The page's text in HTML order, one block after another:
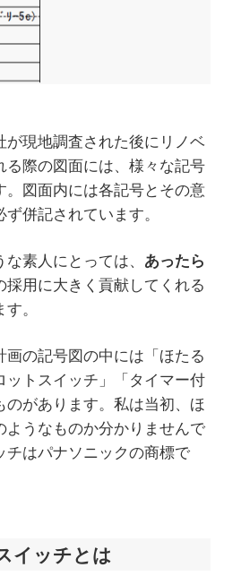
が現地調査された後にリノベ
る際の図面には、様々な記号
。図面内には各記号とその意
併記されています。
素人にとっては、 あったら
採用に大きく貢献してくれる
。
画の記号図の中には「ほたる
ットスイッチ」「タイマー付
のがあります。私は当初、ほ
ようなものか分かりませんで
チはパナソニックの商標で
イッチとは